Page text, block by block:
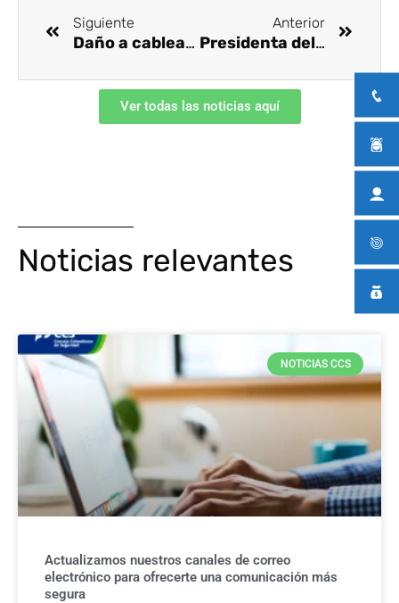
Siguiente
Daño a cableado del sensor 4 Hydraswitch
Anterior
Presidenta del Consejo Colombiano de Seguridad fue elegida miembro de la junta global de ARISE
Ver todas las noticias aquí
Noticias relevantes
NOTICIAS CCS
Actualizamos nuestros canales de correo
electrónico para ofrecerte una comunicación más
segura